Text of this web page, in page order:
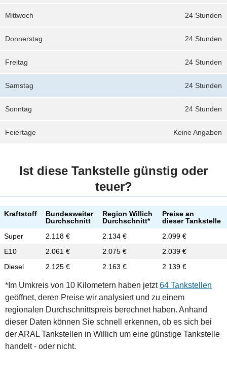
24 Stunden
Mittwoch
24 Stunden
Donnerstag
24 Stunden
Freitag
24 Stunden
Samstag
24 Stunden
Sonntag
Keine Angaben
Feiertage
Ist diese Tankstelle günstig oder
teuer?
Kraftstoff
Bundesweiter
Durchschnitt
Region Willich
Durchschnitt*
Preise an
dieser Tankstelle
Super
2.118 € 2.134 €
2.099 €
E10
2.061 € 2.075 €
2.039 €
Diesel
2.125 € 2.163 € 2.139 €
*Im Umkreis von 10 Kilometern haben jetzt64 Tankstellen
geöffnet, deren Preise wir analysiert und zu einem
regionalen Durchschnittspreis berechnet haben. Anhand
dieser Daten können Sie schnell erkennen, ob es sich bei
der ARAL Tankstellen in Willich um eine günstige Tankstelle
handelt - oder nicht.